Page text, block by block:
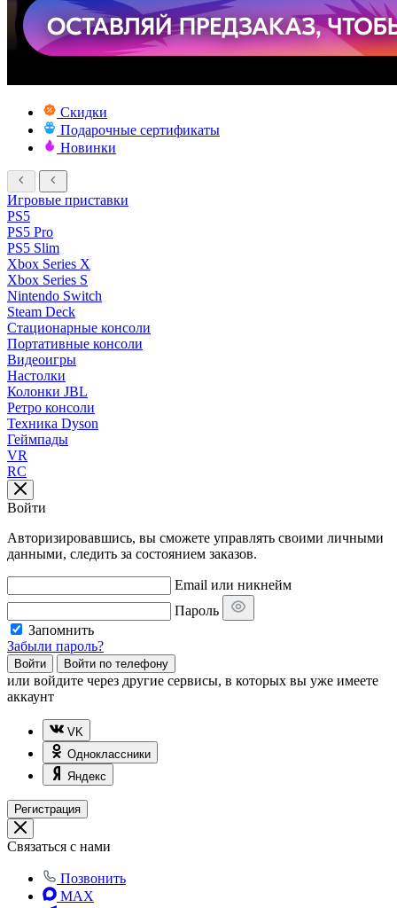
Скидки
Подарочные сертификаты
Новинки
Игровые приставки
PS5
PS5 Pro
PS5 Slim
Xbox Series X
Xbox Series S
Nintendo Switch
Steam Deck
Стационарные консоли
Портативные консоли
Видеоигры
Настолки
Колонки JBL
Ретро консоли
Техника Dyson
Геймпады
VR
RC
Войти
Авторизировавшись, вы сможете управлять своими личными
данными, следить за состоянием заказов.
Email или никнейм
Пароль
Запомнить
Забыли пароль?
Войти Войти по телефону
или войдите через другие сервисы, в которых вы уже имеете
аккаунт
VK
Одноклассники
Яндекс
Регистрация
Связаться с нами
Позвонить
MAX